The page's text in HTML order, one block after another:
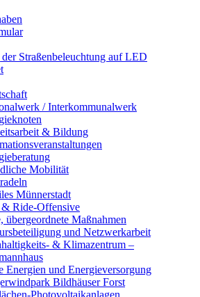
Straßenbeleuchtung auf LED
/ Interkommunalwerk
& Bildung
Mobilität
Münnerstadt
Ride-Offensive
übergeordnete Maßnahmen
und Netzwerkarbeit
& Klimazentrum –
Energien und Energieversorgung
Bildhäuser Forst
Photovoltaikanlagen